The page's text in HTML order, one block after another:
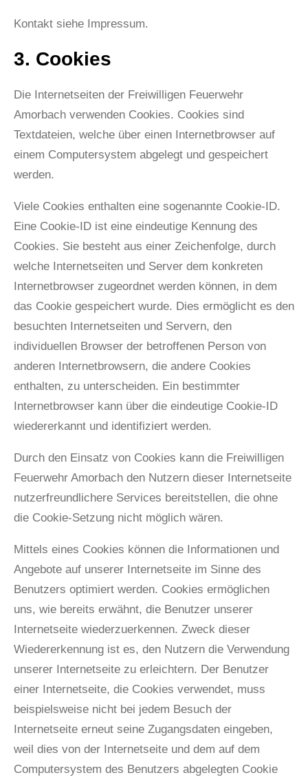
Kontakt siehe Impressum.
3. Cookies
Die Internetseiten der Freiwilligen Feuerwehr
Amorbach verwenden Cookies. Cookies sind
Textdateien, welche über einen Internetbrowser auf
einem Computersystem abgelegt und gespeichert
werden.
Viele Cookies enthalten eine sogenannte Cookie-ID.
Eine Cookie-ID ist eine eindeutige Kennung des
Cookies. Sie besteht aus einer Zeichenfolge, durch
welche Internetseiten und Server dem konkreten
Internetbrowser zugeordnet werden können, in dem
das Cookie gespeichert wurde. Dies ermöglicht es den
besuchten Internetseiten und Servern, den
individuellen Browser der betroffenen Person von
anderen Internetbrowsern, die andere Cookies
enthalten, zu unterscheiden. Ein bestimmter
Internetbrowser kann über die eindeutige Cookie-ID
wiedererkannt und identifiziert werden.
Durch den Einsatz von Cookies kann die Freiwilligen
Feuerwehr Amorbach den Nutzern dieser Internetseite
nutzerfreundlichere Services bereitstellen, die ohne
die Cookie-Setzung nicht möglich wären.
Mittels eines Cookies können die Informationen und
Angebote auf unserer Internetseite im Sinne des
Benutzers optimiert werden. Cookies ermöglichen
uns, wie bereits erwähnt, die Benutzer unserer
Internetseite wiederzuerkennen. Zweck dieser
Wiedererkennung ist es, den Nutzern die Verwendung
unserer Internetseite zu erleichtern. Der Benutzer
einer Internetseite, die Cookies verwendet, muss
beispielsweise nicht bei jedem Besuch der
Internetseite erneut seine Zugangsdaten eingeben,
weil dies von der Internetseite und dem auf dem
Computersystem des Benutzers abgelegten Cookie